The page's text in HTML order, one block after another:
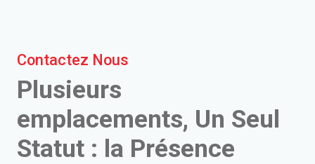
Contactez Nous
Plusieurs
emplacements, Un Seul
Statut : la Présence